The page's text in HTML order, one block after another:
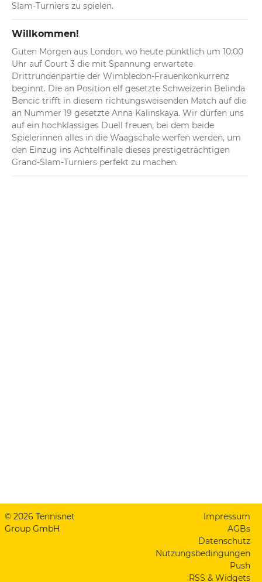
Slam-Turniers zu spielen.
Willkommen!
Guten Morgen aus London, wo heute pünktlich um 10:00
Uhr auf Court 3 die mit Spannung erwartete
Drittrundenpartie der Wimbledon-Frauenkonkurrenz
beginnt. Die an Position elf gesetzte Schweizerin Belinda
Bencic trifft in diesem richtungsweisenden Match auf die
an Nummer 19 gesetzte Anna Kalinskaya. Wir dürfen uns
auf ein hochklassiges Duell freuen, bei dem beide
Spielerinnen alles in die Waagschale werfen werden, um
den Einzug ins Achtelfinale dieses prestigeträchtigen
Grand-Slam-Turniers perfekt zu machen.
© 2026 Tennisnet
Group GmbH
Impressum
AGBs
Datenschutz
Nutzungsbedingungen
Push
RSS & Widgets